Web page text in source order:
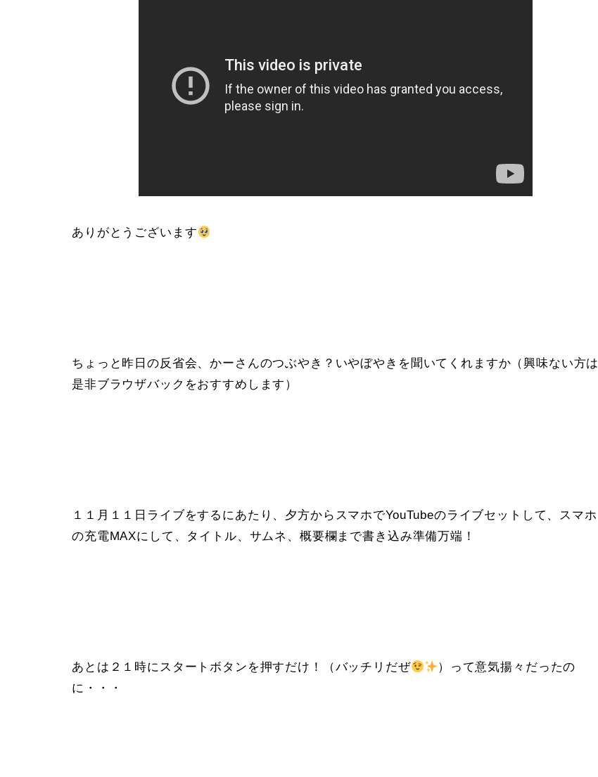
ありがとうございます
ちょっと昨日の反省会、かーさんのつぶやき？いやぼやきを聞いてくれますか（興味ない方は
是非ブラウザバックをおすすめします）
１１月１１日ライブをするにあたり、夕方からスマホでYouTubeのライブセットして、スマホ
の充電MAXにして、タイトル、サムネ、概要欄まで書き込み準備万端！
あとは２１時にスタートボタンを押すだけ！（バッチリだぜ
）って意気揚々だったの
に・・・